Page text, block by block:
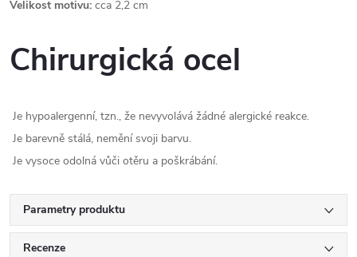
Velikost motivu: cca 2,2 cm
Chirurgická ocel
Je hypoalergenní, tzn., že nevyvolává žádné alergické reakce.
Je barevně stálá, nemění svoji barvu.
Je vysoce odolná vůči otěru a poškrábání.
Parametry produktu
Recenze